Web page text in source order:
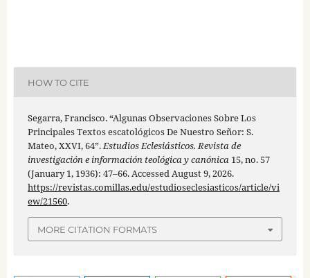
HOW TO CITE
Segarra, Francisco. “Algunas Observaciones Sobre Los
Principales Textos escatológicos De Nuestro Señor: S.
Mateo, XXVI, 64”.Estudios Eclesiásticos. Revista de
investigación e información teológica y canónica15, no. 57
(January 1, 1936): 47–66. Accessed August 9, 2026.
https://revistas.comillas.edu/estudioseclesiasticos/article/vi
ew/21560.
MORE CITATION FORMATS